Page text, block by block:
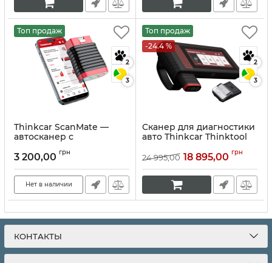
Топ продаж
2
3
Thinkcar ScanMate —
автосканер с
обновлениями и 15
Артикул:10213
3 200,00 грн
Нет в наличии
Топ продаж
-24.4 %
2
3
Сканер для диагностики
авто Thinkcar Thinktool
Артикул:10049
24 995,00 18 895,00 грн
КОНТАКТЫ